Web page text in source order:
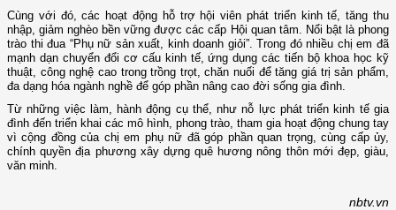
Cùng với đó, các hoạt động hỗ trợ hội viên phát triển kinh tế, tăng thu
nhập, giảm nghèo bền vững được các cấp Hội quan tâm. Nổi bật là phong
trào thi đua “Phụ nữ sản xuất, kinh doanh giỏi”. Trong đó nhiều chị em đã
mạnh dạn chuyển đổi cơ cấu kinh tế, ứng dụng các tiến bộ khoa học kỹ
thuật, công nghệ cao trong trồng trọt, chăn nuối để tăng giá trị sản phẩm,
đa dạng hóa ngành nghề để góp phần nâng cao đời sống gia đình.
Từ những việc làm, hành động cụ thể, như nỗ lực phát triển kinh tế gia
đình đến triển khai các mô hình, phong trào, tham gia hoạt động chung tay
vì cộng đồng của chị em phụ nữ đã góp phần quan trọng, cùng cấp ủy,
chính quyền địa phương xây dựng quê hương nông thôn mới đẹp, giàu,
văn minh.
nbtv.vn